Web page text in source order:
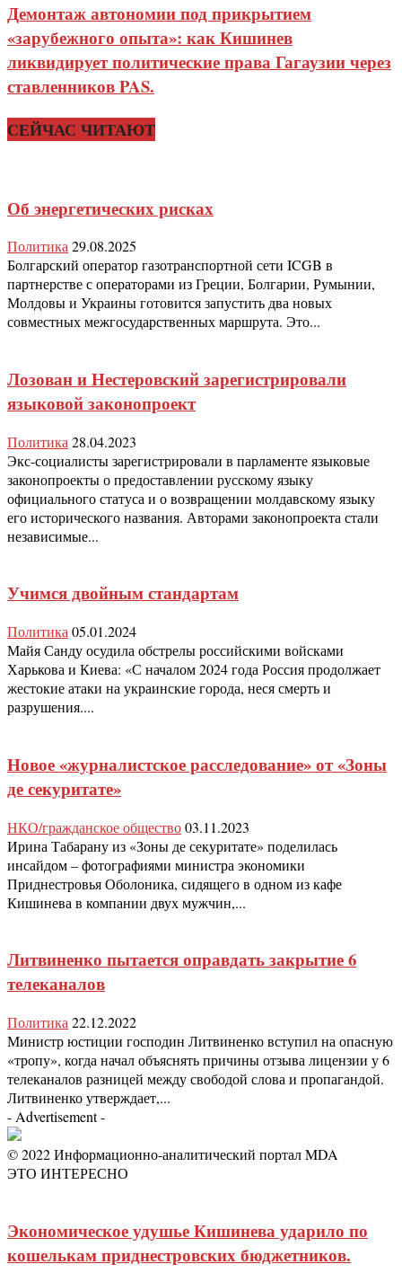
Демонтаж автономии под прикрытием
«зарубежного опыта»: как Кишинев
ликвидирует политические права Гагаузии через
ставленников PAS.
СЕЙЧАС ЧИТАЮТ
Об энергетических рисках
Политика29.08.2025
Болгарский оператор газотранспортной сети ICGB в
партнерстве с операторами из Греции, Болгарии, Румынии,
Молдовы и Украины готовится запустить два новых
совместных межгосударственных маршрута. Это...
Лозован и Нестеровский зарегистрировали
языковой законопроект
Политика 28.04.2023
Экс-социалисты зарегистрировали в парламенте языковые
законопроекты о предоставлении русскому языку
официального статуса и о возвращении молдавскому языку
его исторического названия. Авторами законопроекта стали
независимые...
Учимся двойным стандартам
Политика 05.01.2024
Майя Санду осудила обстрелы российскими войсками
Харькова и Киева: «С началом 2024 года Россия продолжает
жестокие атаки на украинские города, неся смерть и
разрушения....
Новое «журналистское расследование» от «Зоны
де секуритате»
НКО/гражданское общество03.11.2023
Ирина Табарану из «Зоны де секуритате» поделилась
инсайдом – фотографиями министра экономики
Приднестровья Оболоника, сидящего в одном из кафе
Кишинева в компании двух мужчин,...
Литвиненко пытается оправдать закрытие 6
телеканалов
Политика 22.12.2022
Министр юстиции господин Литвиненко вступил на опасную
«тропу», когда начал объяснять причины отзыва лицензии у 6
телеканалов разницей между свободой слова и пропагандой.
Литвиненко утверждает,...
- Advertisement -
© 2022 Информационно-аналитический портал MDA
ЭТО ИНТЕРЕСНО
Экономическое удушье Кишинева ударило по
кошелькам приднестровских бюджетников.